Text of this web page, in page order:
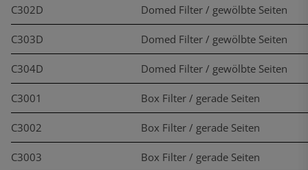
C302D
Domed Filter / gewölbte Seiten
C303D Domed Filter / gewölbte Seiten
C304D Domed Filter / gewölbte Seiten
C3001 Box Filter / gerade Seiten
C3002 Box Filter / gerade Seiten
C3003 Box Filter / gerade Seiten